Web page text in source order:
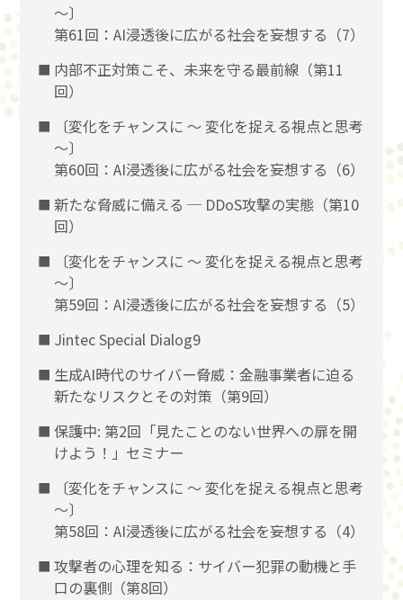
〜〕
第61回：AI浸透後に広がる社会を妄想する（7）
内部不正対策こそ、未来を守る最前線（第11
回）
〔変化をチャンスに 〜 変化を捉える視点と思考
〜〕
第60回：AI浸透後に広がる社会を妄想する（6）
新たな脅威に備える ─ DDoS攻撃の実態（第10
回）
〔変化をチャンスに 〜 変化を捉える視点と思考
〜〕
第59回：AI浸透後に広がる社会を妄想する（5）
Jintec Special Dialog9
生成AI時代のサイバー脅威：金融事業者に迫る
新たなリスクとその対策（第9回）
保護中: 第2回「見たことのない世界への扉を開
けよう！」セミナー
〔変化をチャンスに 〜 変化を捉える視点と思考
〜〕
第58回：AI浸透後に広がる社会を妄想する（4）
攻撃者の心理を知る：サイバー犯罪の動機と手
口の裏側（第8回）